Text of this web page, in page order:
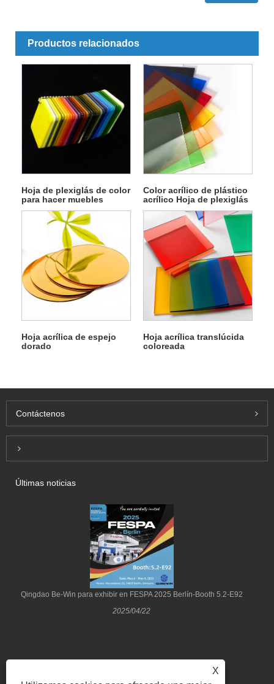
Productos relacionados
Hoja de plexiglás de color
para hacer muebles
Color acrílico de plástico
acrílico Hoja de plexiglás
para cajas de luz
Hoja acrílica de espejo
dorado
Hoja acrílica translúcida
coloreada
Contáctenos
Inquiry For Pricelist
Últimas noticias
Qingdao Be-Win para exhibir en FESPA 2025 Berlín-Booth 5.2-E92
2025/04/22
X